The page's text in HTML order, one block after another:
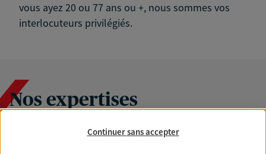
vous ayez 20 ou 77 ans ou +, nous sommes vos
interlocuteurs privilégiés.
Nos expertises
Continuer sans accepter